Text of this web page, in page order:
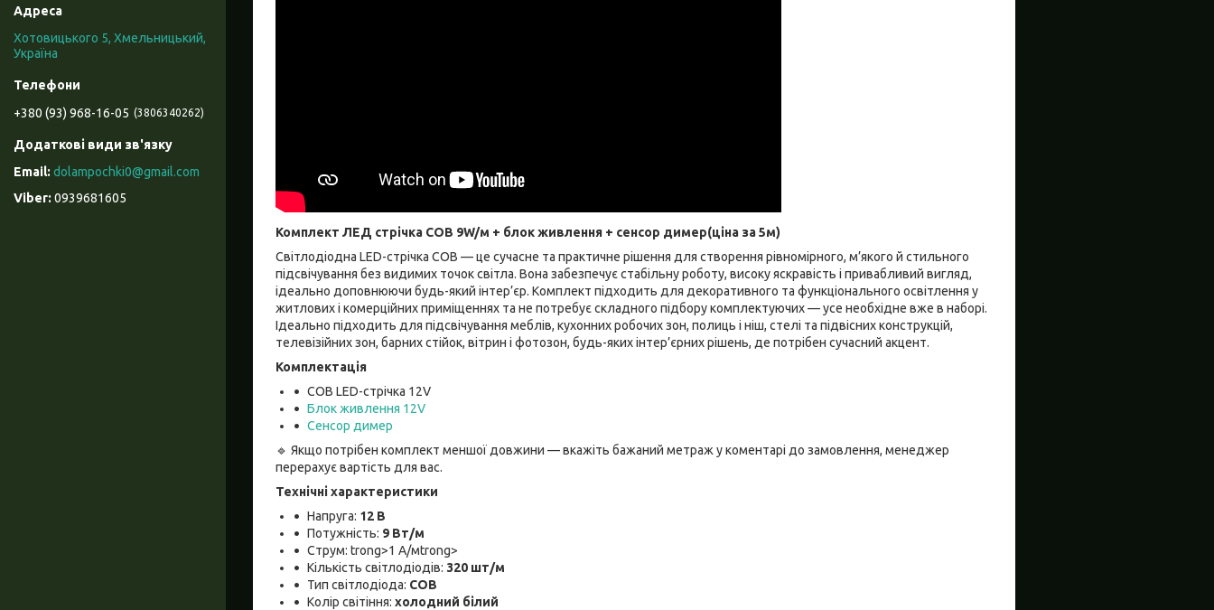
Комплект ЛЕД стрічка СОВ 9W/м + блок живлення + сенсор димер(ціна за 5м)
Світлодіодна LED-стрічка COB — це сучасне та практичне рішення для створення рівномірного, м’якого й стильного
підсвічування без видимих точок світла. Вона забезпечує стабільну роботу, високу яскравість і привабливий вигляд,
ідеально доповнюючи будь-який інтер’єр. Комплект підходить для декоративного та функціонального освітлення у
житлових і комерційних приміщеннях та не потребує складного підбору комплектуючих — усе необхідне вже в наборі.
Ідеально підходить для підсвічування меблів, кухонних робочих зон, полиць і ніш, стелі та підвісних конструкцій,
телевізійних зон, барних стійок, вітрин і фотозон, будь-яких інтер’єрних рішень, де потрібен сучасний акцент.
Комплектація
COB LED-стрічка 12V
Блок живлення 12V
Cенсор димер
🔹 Якщо потрібен комплект меншої довжини — вкажіть бажаний метраж у коментарі до замовлення, менеджер
перерахує вартість для вас.
Технічні характеристики
Напруга: 12 В
Потужність: 9 Вт/м
Струм: trong>1 А/мtrong>
Кількість світлодіодів: 320 шт/м
Тип світлодіода: COB
Колір світіння: холодний білий
Хотовицького 5, Хмельницький,
Україна
+380 (93) 968-16-05 3806340262
dolampochki0@gmail.com
0939681605